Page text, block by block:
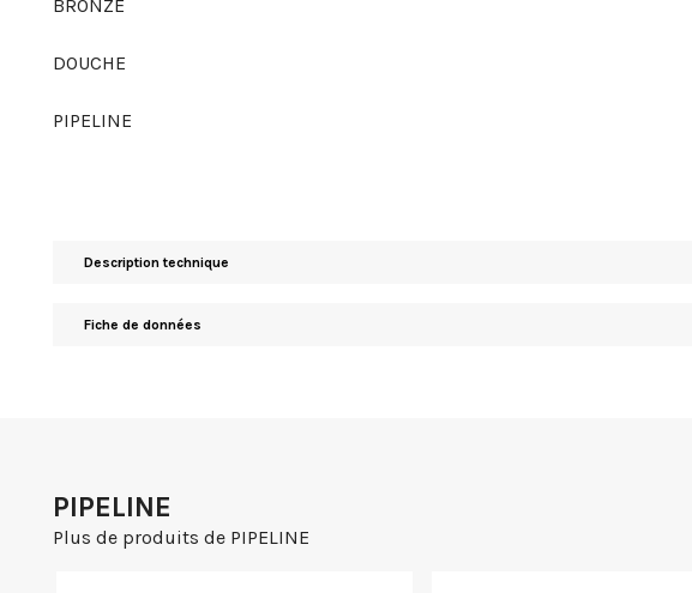
BRONZE
DOUCHE
PIPELINE
Description technique
Fiche de données
PIPELINE
Plus de produits de PIPELINE